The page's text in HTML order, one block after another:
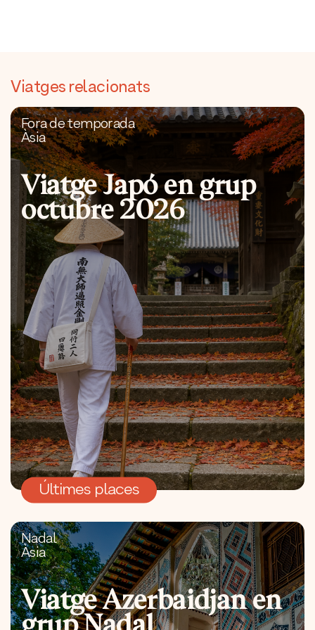
Viatges relacionats
Fora de temporada
Àsia
Viatge Japó en grup
octubre 2026
Últimes places
Nadal
Àsia
Viatge Azerbaidjan en
grup Nadal